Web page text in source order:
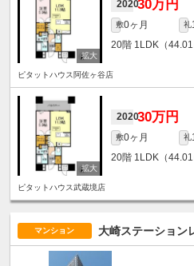
202030万円
敷0ヶ月 礼
20階 1LDK（44.01
ピタットハウス阿佐ヶ谷店
202030万円
敷0ヶ月 礼
20階 1LDK（44.01
ピタットハウス武蔵境店
マンション 大崎ステーション